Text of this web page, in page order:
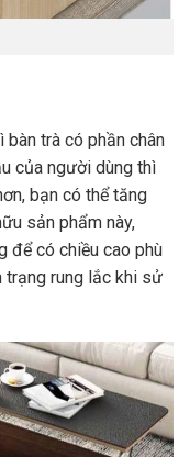
trà có phần chân
của người dùng thì
bạn có thể tăng
sản phẩm này,
để có chiều cao phù
trạng rung lắc khi sử